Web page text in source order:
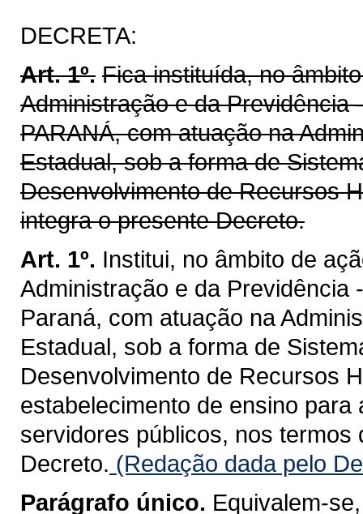
DECRETA:
Art. 1º. Fica instituída, no
Administração e da Previdência
PARANÁ, com atuação na
Estadual, sob a forma de
Desenvolvimento de Recursos
integra o presente Decreto.
Art. 1º. Institui, no âmbito de
Administração e da Previdência
Paraná, com atuação na
Estadual, sob a forma de
Desenvolvimento de Recursos
estabelecimento de ensino
servidores públicos, nos termos
Decreto. (Redação dada pelo
Parágrafo único. Equivalem-